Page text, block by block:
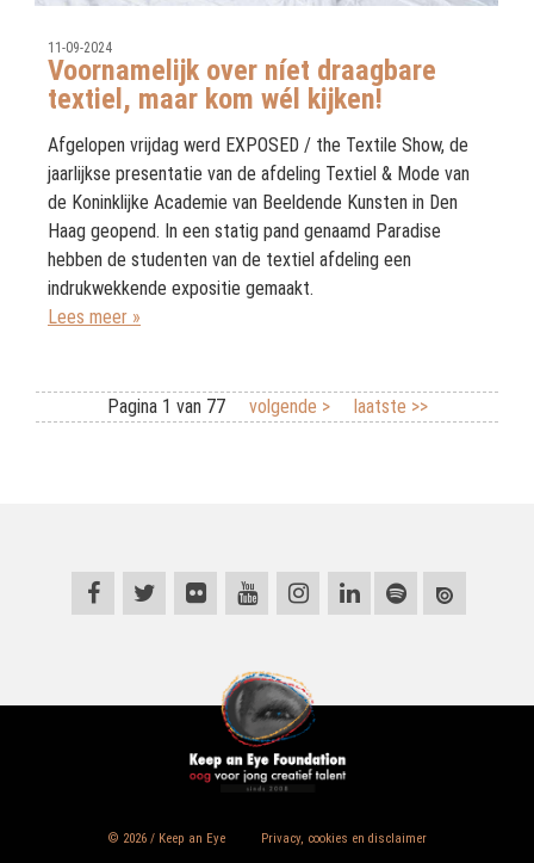
11-09-2024
Voornamelijk over níet draagbare
textiel, maar kom wél kijken!
Afgelopen vrijdag werd EXPOSED / the Textile Show, de
jaarlijkse presentatie van de afdeling Textiel & Mode van
de Koninklijke Academie van Beeldende Kunsten in Den
Haag geopend. In een statig pand genaamd Paradise
hebben de studenten van de textiel afdeling een
indrukwekkende expositie gemaakt.
Lees meer »
Pagina 1 van 77 volgende > laatste >>
© 2026 / Keep an Eye Privacy, cookies en disclaimer